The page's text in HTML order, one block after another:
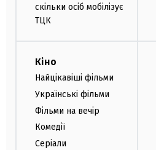
скільки осіб мобілізує
ТЦК
Кіно
Найцікавіші фільми
Українські фільми
Фільми на вечір
Комедії
Серіали